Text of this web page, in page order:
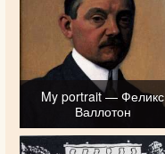
My portrait — Феликс
Валлотон